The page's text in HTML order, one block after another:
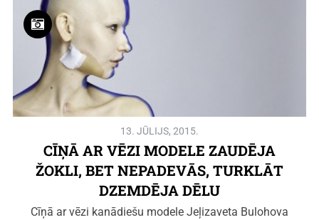
13. JŪLIJS, 2015.
CĪŅĀ AR VĒZI MODELE ZAUDĒJA
ŽOKLI, BET NEPADEVĀS, TURKLĀT
DZEMDĒJA DĒLU
Cīņā ar vēzi kanādiešu modele Jeļizaveta Bulohova